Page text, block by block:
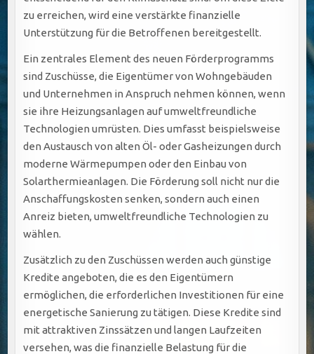
zu erreichen, wird eine verstärkte finanzielle
Unterstützung für die Betroffenen bereitgestellt.
Ein zentrales Element des neuen Förderprogramms
sind Zuschüsse, die Eigentümer von Wohngebäuden
und Unternehmen in Anspruch nehmen können, wenn
sie ihre Heizungsanlagen auf umweltfreundliche
Technologien umrüsten. Dies umfasst beispielsweise
den Austausch von alten Öl- oder Gasheizungen durch
moderne Wärmepumpen oder den Einbau von
Solarthermieanlagen. Die Förderung soll nicht nur die
Anschaffungskosten senken, sondern auch einen
Anreiz bieten, umweltfreundliche Technologien zu
wählen.
Zusätzlich zu den Zuschüssen werden auch günstige
Kredite angeboten, die es den Eigentümern
ermöglichen, die erforderlichen Investitionen für eine
energetische Sanierung zu tätigen. Diese Kredite sind
mit attraktiven Zinssätzen und langen Laufzeiten
versehen, was die finanzielle Belastung für die